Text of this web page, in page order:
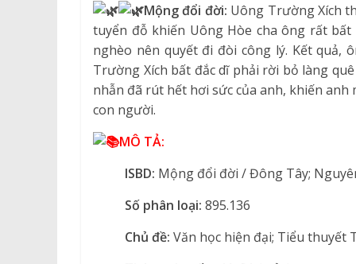
Mộng đổi đời: Uông Trường Xích
tuyển đỗ khiến Uông Hòe cha ông rất
nghèo nên quyết đi đòi công lý. Kết quả,
Trường Xích bất đắc dĩ phải rời bỏ làng
nhẫn đã rút hết hơi sức của anh, khiến anh
con người.
MÔ TẢ:
ISBD: Mộng đổi đời / Đông Tây;
Số phân loại: 895.136
Chủ đề: Văn học hiện đại; Tiểu thuyết